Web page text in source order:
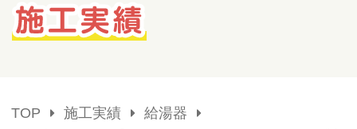
キャンペーン一覧
TOP 施工実績
給湯器